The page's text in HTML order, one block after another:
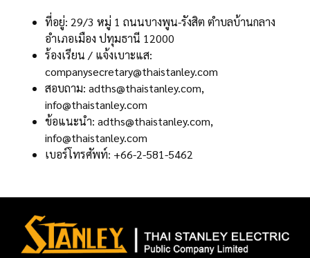
ที่อยู่: 29/3 หมู่ 1 ถนนบางพูน-รังสิต ตำบลบ้านกลาง
อำเภอเมือง ปทุมธานี 12000
ร้องเรียน / แจ้งเบาะแส:
companysecretary@thaistanley.com
สอบถาม: adths@thaistanley.com,
info@thaistanley.com
ข้อแนะนำ: adths@thaistanley.com,
info@thaistanley.com
เบอร์โทรศัพท์: +66-2-581-5462